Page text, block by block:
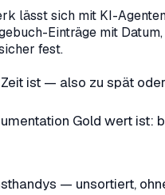
lässt sich mit KI-
Einträge mit
fest.
ist — also zu spät
Gold wert ist:
— unsortiert,